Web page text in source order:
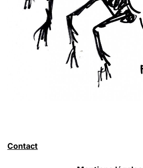
Contact